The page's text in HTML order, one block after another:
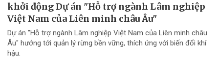
khởi động Dự án "Hỗ trợ ngành Lâm nghiệp
Việt Nam của Liên minh châu Âu"
Dự án "Hỗ trợ ngành Lâm nghiệp Việt Nam của Liên minh châu
Âu" hướng tới quản lý rừng bền vững, thích ứng với biến đổi khí
hậu.